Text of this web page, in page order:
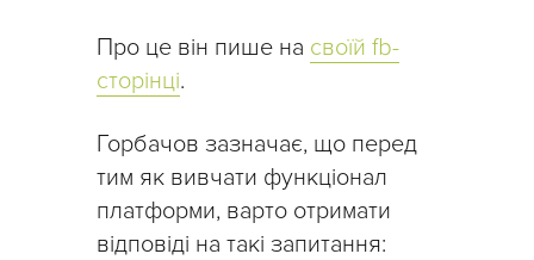
Про це він пише на своїй fb-
сторінці.
Горбачов зазначає, що перед
тим як вивчати функціонал
платформи, варто отримати
відповіді на такі запитання: